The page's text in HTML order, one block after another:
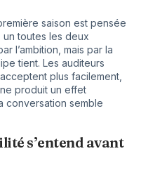
première saison est pensée
un toutes les deux
l’ambition, mais par la
tient. Les auditeurs
plus facilement,
produit un effet
conversation semble
s’entend avant